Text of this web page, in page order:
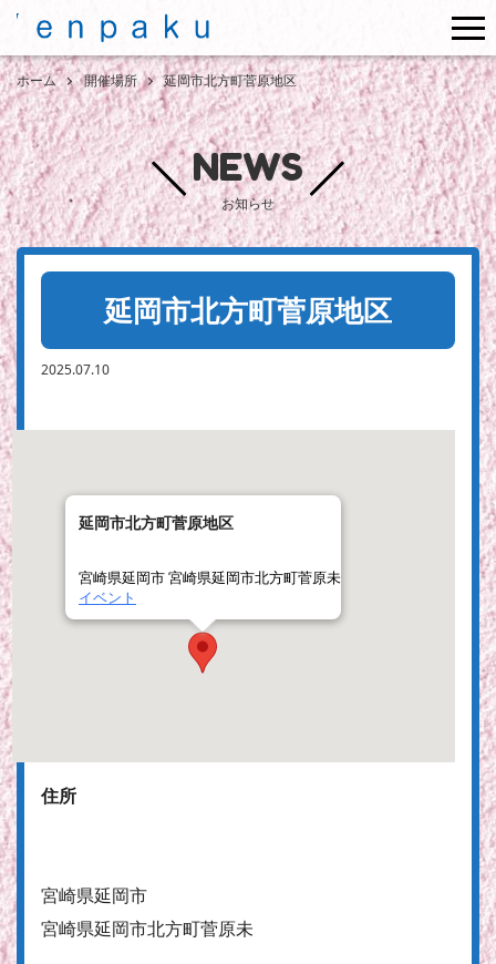
ホーム 開催場所 延岡市北方町菅原地区
NEWS
お知らせ
延岡市北方町菅原地区
2025.07.10
延岡市北方町菅原地区
宮崎県延岡市 宮崎県延岡市北方町菅原未
イベント
住所
宮崎県延岡市
宮崎県延岡市北方町菅原未